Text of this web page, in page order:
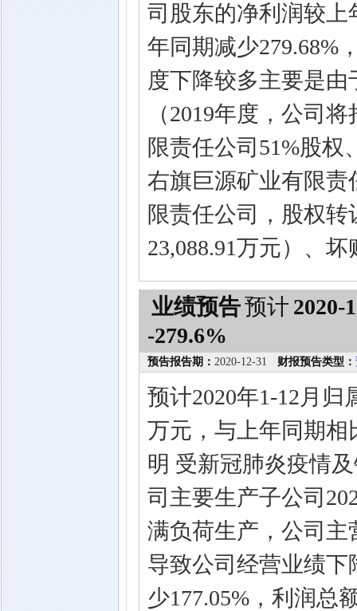
司股东的净利润较上
年同期减少279.68%
度下降较多主要是
（2019年度，公司
限责任公司51%股权
右旗巨源矿业有限责
限责任公司，股权
23,088.91万元）、
业绩预告预计 2020-
-279.6%
预告报告期： 2020-12-31 财报预告类型：
预计2020年1-12月归
万元，与上年同期相
明 受新冠肺炎疫情
司主要生产子公司
满负荷生产，公司
导致公司经营业绩
少177.05%，利润总